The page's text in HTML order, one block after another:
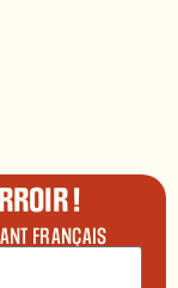
!
FRANÇAIS